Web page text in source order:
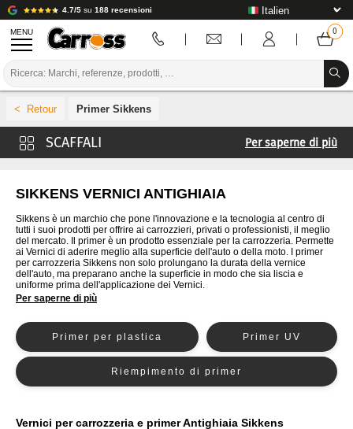
4.7/5 su 188 recensioni
MENU
MATERIALI DI CONSUMO PER LA CARROZZERIA
STRUMENTI PER LA CARROZZERIA
ATTREZZATURE PER CARROZZERIA
MARCHE
TUTORIAL E CONSIGLI
CHI SIAMO?
Primer Sikkens
Primer Mobihel
Primer 4CR
Primer Cromax
Primer De Beer
Primer Glasurit
Primer Lechler
Primer Lesonal
Primer MaxMeyer
Primer Nexa Autocolor
Primer R-M
Per saperne di più
SIKKENS VERNICI ANTIGHIAIA
Sikkens è un marchio che pone l'innovazione e la tecnologia al centro di
tutti i suoi prodotti per offrire ai carrozzieri, privati o professionisti, il meglio
del mercato. Il primer è un prodotto essenziale per la carrozzeria. Permette
ai Vernici di aderire meglio alla superficie dell'auto o della moto. I primer
per carrozzeria Sikkens non solo prolungano la durata della vernice
dell'auto, ma preparano anche la superficie in modo che sia liscia e
uniforme prima dell'applicazione dei Vernici.
Per saperne di più
Primer per plastica Primer UV
Riempimento di primer
Vernici per carrozzeria e primer Antighiaia Sikkens